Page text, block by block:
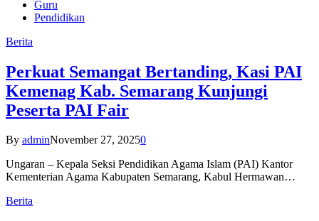
Guru
Pendidikan
Berita
Perkuat Semangat Bertanding, Kasi PAI
Kemenag Kab. Semarang Kunjungi
Peserta PAI Fair
By adminNovember 27, 20250
Ungaran – Kepala Seksi Pendidikan Agama Islam (PAI) Kantor
Kementerian Agama Kabupaten Semarang, Kabul Hermawan…
Berita